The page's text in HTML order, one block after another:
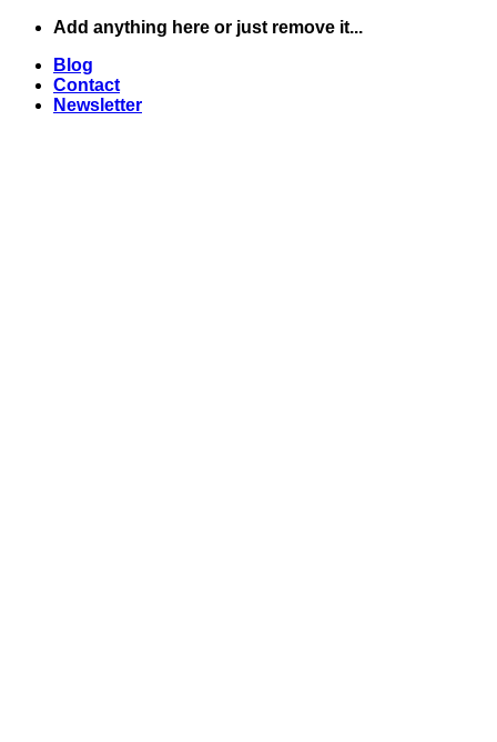
Skip
content
Add anything here or just remove it...
Blog
Contact
Newsletter